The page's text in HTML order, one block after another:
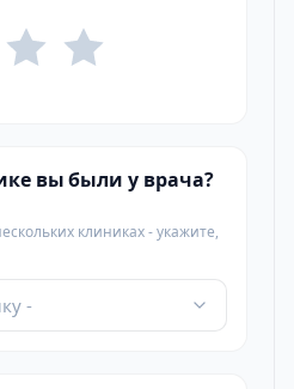
вы были у врача?
клиниках - укажите,
-